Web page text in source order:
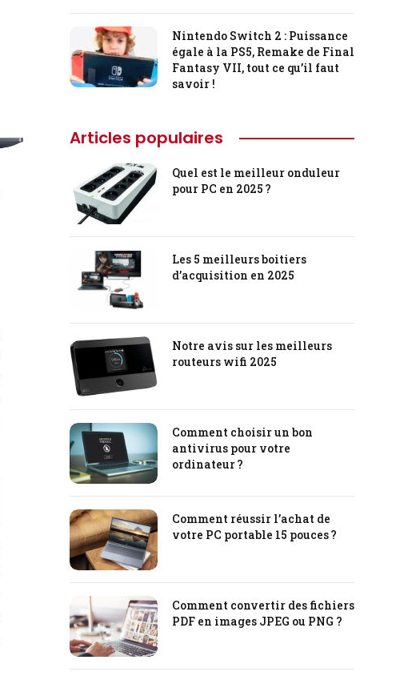
Nintendo Switch 2 : Puissance
égale à la PS5, Remake de Final
Fantasy VII, tout ce qu’il faut
savoir !
Articles populaires
Quel est le meilleur onduleur
pour PC en 2025 ?
Les 5 meilleurs boitiers
d’acquisition en 2025
Notre avis sur les meilleurs
routeurs wifi 2025
Comment choisir un bon
antivirus pour votre
ordinateur ?
Comment réussir l’achat de
votre PC portable 15 pouces ?
Comment convertir des fichiers
PDF en images JPEG ou PNG ?